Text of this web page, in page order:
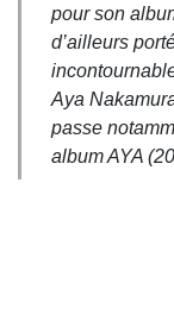
pour son
d’ailleurs
Aya
passe
albumAYA